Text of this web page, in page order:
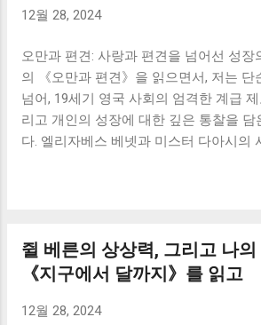
운 면을 보여주는 거울이기도 합니다. 책
달리며 정신적으로 파괴되어 갑니다. 그
망으로 변질되어 갔습니다. 결국 맥베스
인해 모든 것을 잃고 비참한 최후를 맞이
극은 단순히 그의 잘못된 선택 때문만이
다. 그의 비극은 우리 모두에게 내재된
과 권력욕이라는 인간의 본성의 어두운
휘둘릴 가능성을 가지고 있습니다. 작은
하고 올바른 길을 선택하는 것이 얼마나
줍니다. 레이디 맥베스의 캐릭터 또한 깊
범죄를 저지르도록 만드는 주요 인물입
12월 28, 2024
오만과 편견: 사랑과 편견을 넘어선 성장
의 《오만과 편견》을 읽으면서, 저는 단
넘어, 19세기 영국 사회의 엄격한 계급
리고 개인의 성장에 대한 깊은 통찰을 담
다. 엘리자베스 베넷과 미스터 다아시의
넘어 진정한 자아를 찾아가는 힘겨운 여
그녀의 성격이 오만한 다아시와의 관계
만들어내고, 또 어떻게 성장의 밑거름이
만났을 때 그의 차가운 태도와 오만함에
쥘 베른의 상상력, 그리고 나의
《지구에서 달까지》를 읽고
12월 28, 2024